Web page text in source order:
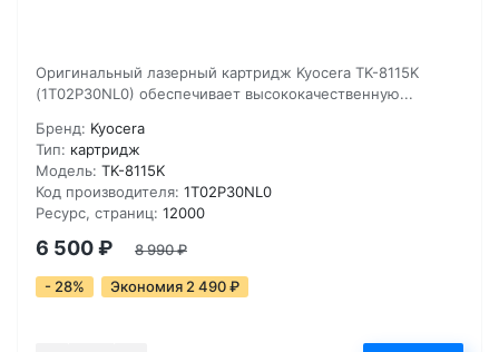
Оригинальный лазерный картридж Kyocera TK-8115K
(1T02P30NL0) обеспечивает высококачественную...
Бренд: Kyocera
Тип: картридж
Модель: TK-8115K
Код производителя: 1T02P30NL0
Ресурс, страниц: 12000
6 500₽ 8 990₽
- 28% Экономия 2 490₽